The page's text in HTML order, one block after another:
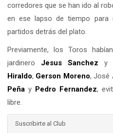
corredores que se han ido al
en ese lapso de tiempo para
partidos detrás del plato.
Previamente, los Toros
jardinero Jesus Sanchez y
Hiraldo, Gerson Moreno, José
Peña y Pedro Fernandez,
libre.
Suscribirte al Club